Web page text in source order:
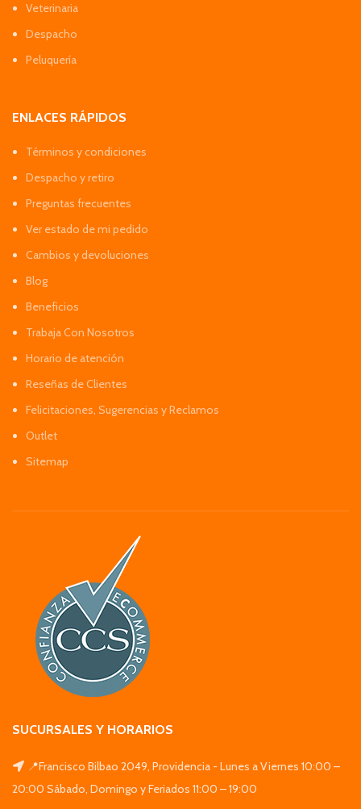
Veterinaria
Despacho
Peluquería
ENLACES RÁPIDOS
Términos y condiciones
Despacho y retiro
Preguntas frecuentes
Ver estado de mi pedido
Cambios y devoluciones
Blog
Beneficios
Trabaja Con Nosotros
Horario de atención
Reseñas de Clientes
Felicitaciones, Sugerencias y Reclamos
Outlet
Sitemap
SUCURSALES Y HORARIOS
📍Francisco Bilbao 2049, Providencia - Lunes a Viernes 10:00 –
20:00 Sábado, Domingo y Feriados 11:00 – 19:00